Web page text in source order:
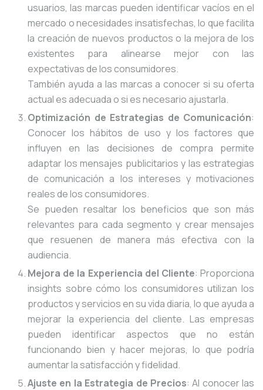
usuarios, las marcas pueden identificar vacíos en el
mercado o necesidades insatisfechas, lo que facilita
la creación de nuevos productos o la mejora de los
existentes para alinearse mejor con las
expectativas de los consumidores.
También ayuda a las marcas a conocer si su oferta
actual es adecuada o si es necesario ajustarla.
Optimización de Estrategias de Comunicación:
Conocer los hábitos de uso y los factores que
influyen en las decisiones de compra permite
adaptar los mensajes publicitarios y las estrategias
de comunicación a los intereses y motivaciones
reales de los consumidores.
Se pueden resaltar los beneficios que son más
relevantes para cada segmento y crear mensajes
que resuenen de manera más efectiva con la
audiencia.
Mejora de la Experiencia del Cliente: Proporciona
insights sobre cómo los consumidores utilizan los
productos y servicios en su vida diaria, lo que ayuda a
mejorar la experiencia del cliente. Las empresas
pueden identificar aspectos que no están
funcionando bien y hacer mejoras, lo que podría
aumentar la satisfacción y fidelidad.
Ajuste en la Estrategia de Precios: Al conocer las